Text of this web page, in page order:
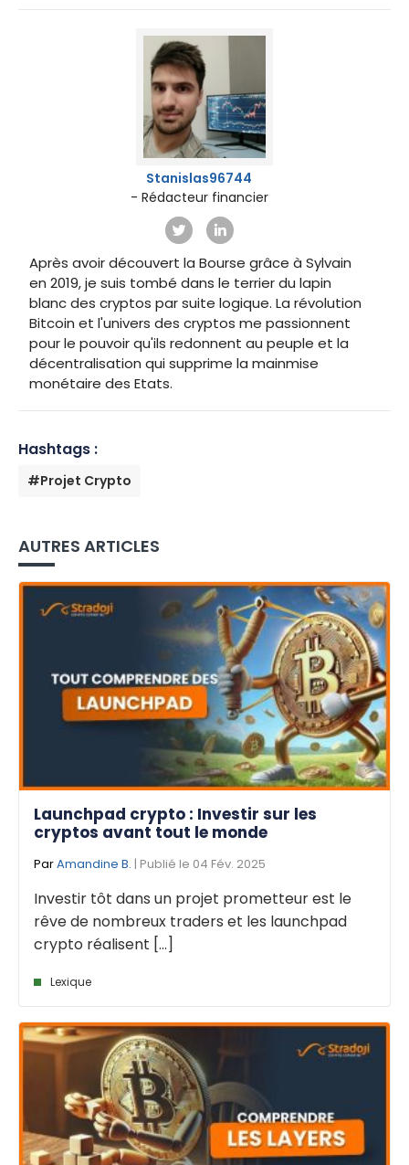
Stanislas96744
- Rédacteur financier
Après avoir découvert la Bourse grâce à Sylvain
en 2019, je suis tombé dans le terrier du lapin
blanc des cryptos par suite logique. La révolution
Bitcoin et l'univers des cryptos me passionnent
pour le pouvoir qu'ils redonnent au peuple et la
décentralisation qui supprime la mainmise
monétaire des Etats.
Hashtags :
#Projet Crypto
AUTRES ARTICLES
Launchpad crypto : Investir sur les
cryptos avant tout le monde
ParAmandine B. | Publié le 04 Fév. 2025
Investir tôt dans un projet prometteur est le
rêve de nombreux traders et les launchpad
crypto réalisent [...]
Lexique